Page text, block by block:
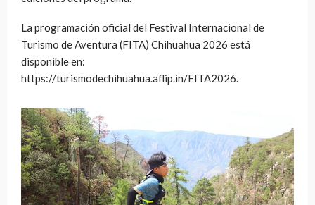
La programación oficial del Festival Internacional de
Turismo de Aventura (FITA) Chihuahua 2026 está
disponible en:
https://turismodechihuahua.aflip.in/FITA2026.